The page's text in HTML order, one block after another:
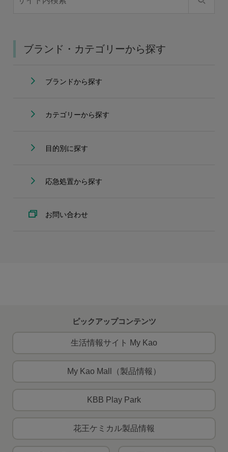
ブランド・カテゴリーから探す
ブランドから探す
カテゴリーから探す
目的別に探す
応急処置から探す
お問い合わせ
ピックアップコンテンツ
生活情報サイト My Kao
My Kao Mall（製品情報）
KBB Play Park
花王ケミカル製品情報